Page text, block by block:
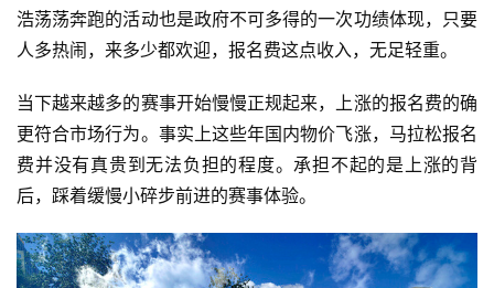
浩荡荡奔跑的活动也是政府不可多得的一次功绩体现，只要
人多热闹，来多少都欢迎，报名费这点收入，无足轻重。
当下越来越多的赛事开始慢慢正规起来，上涨的报名费的确
更符合市场行为。事实上这些年国内物价飞涨，马拉松报名
费并没有真贵到无法负担的程度。承担不起的是上涨的背
后，踩着缓慢小碎步前进的赛事体验。